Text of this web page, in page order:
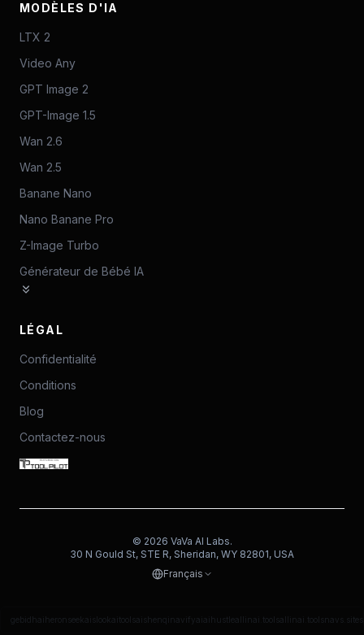
MODÈLES D'IA
LTX 2
Video Any
GPT Image 2
GPT-Image 1.5
Wan 2.6
Wan 2.5
Banane Nano
Nano Banane Pro
Z-Image Turbo
Générateur de Bébé IA
LÉGAL
Confidentialité
Conditions
Blog
Contactez-nous
© 2026 VaVa AI Labs.
30 N Gould St, STE R, Sheridan, WY 82801, USA
Français
gebidh aiheron seekais lookaitools aishenqinavifyaiaihustleallinai.tools allinai.tools navs.site